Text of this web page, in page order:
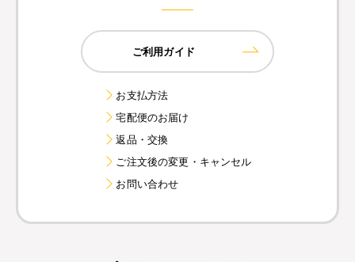
ご利用ガイド
お支払方法
宅配便のお届け
返品・交換
ご注文後の変更・キャンセル
お問い合わせ